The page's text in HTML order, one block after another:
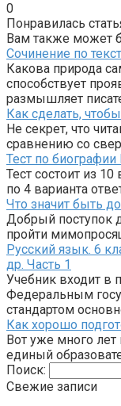
0
Понравилась
Вам также может
Сочинение по
Какова природа
способствует
размышляет
Как сделать,
Не секрет, что
сравнению со
Тест по
Тест состоит из
по 4 варианта
Что значит быть
Добрый поступок
пройти
Русский язык. 6
др. Часть 1
Учебник входит в
Федеральным
стандартом
Как хорошо
Вот уже много
единый
Поиск:
Свежие записи